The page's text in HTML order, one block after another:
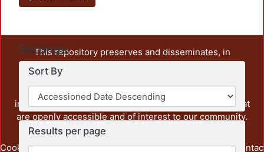
Settings
Sort By
Results per page
This repository preserves and disseminates, in
unrestricted open access, the teaching and research
output of UAM Azcapotzalco. It also includes some
administrative and graphic documents from the
institution, as well as content from other institutions that
are openly accessible and of interest to our community.
Cookie Privacy End User Send